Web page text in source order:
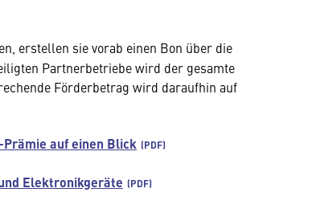
erstellen sie vorab einen Bon über die
Partnerbetriebe wird der gesamte
Förderbetrag wird daraufhin auf
auf einen Blick
Elektronikgeräte